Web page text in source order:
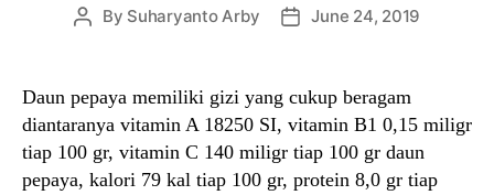
Post
By Suharyanto Arby
PostJune 24, 2019
Daun pepaya memiliki gizi yang cukup beragam
diantaranya vitamin A 18250 SI, vitamin B1 0,15 miligr
tiap 100 gr, vitamin C 140 miligr tiap 100 gr daun
pepaya, kalori 79 kal tiap 100 gr, protein 8,0 gr tiap